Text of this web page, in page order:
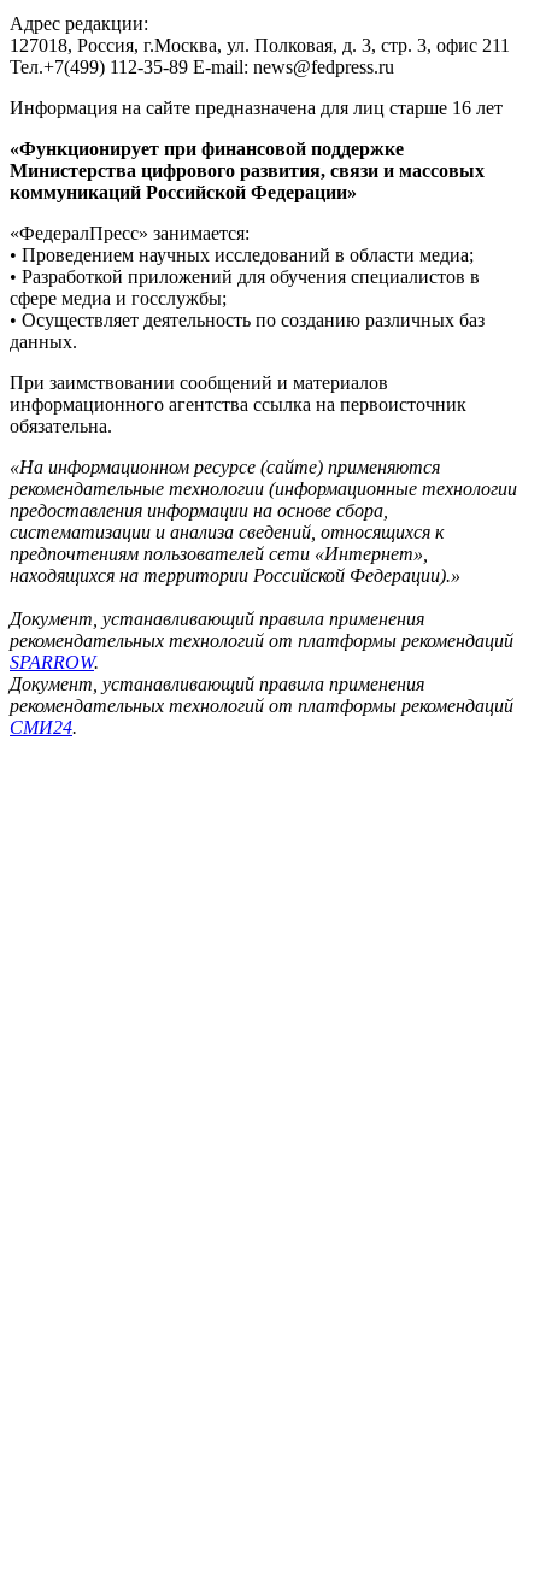
Адрес редакции:
127018, Россия, г.Москва, ул. Полковая, д. 3, стр. 3, офис 211
Тел.+7(499) 112-35-89 E-mail: news@fedpress.ru
Информация на сайте предназначена для лиц старше 16 лет
«Функционирует при финансовой поддержке
Министерства цифрового развития, связи и массовых
коммуникаций Российской Федерации»
«ФедералПресс» занимается:
• Проведением научных исследований в области медиа;
• Разработкой приложений для обучения специалистов в
сфере медиа и госслужбы;
• Осуществляет деятельность по созданию различных баз
данных.
При заимствовании сообщений и материалов
информационного агентства ссылка на первоисточник
обязательна.
«На информационном ресурсе (сайте) применяются
рекомендательные технологии (информационные технологии
предоставления информации на основе сбора,
систематизации и анализа сведений, относящихся к
предпочтениям пользователей сети «Интернет»,
находящихся на территории Российской Федерации).»
Документ, устанавливающий правила применения
рекомендательных технологий от платформы рекомендаций
SPARROW.
Документ, устанавливающий правила применения
рекомендательных технологий от платформы рекомендаций
СМИ24.